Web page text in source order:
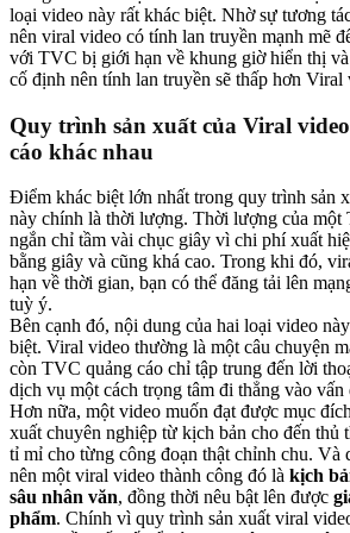
loại video này rất khác biệt. Nhờ sự tương
nên viral video có tính lan truyền mạnh mẽ
với TVC bị giới hạn về khung giờ hiển thị
cố định nên tính lan truyền sẽ thấp hơn Viral
Quy trình sản xuất của Viral
cáo khác nhau
Điểm khác biệt lớn nhất trong quy trình sản
này chính là thời lượng. Thời lượng của một
ngắn chỉ tầm vài chục giây vì chi phí xuất
bằng giây và cũng khá cao. Trong khi đó,
hạn về thời gian, bạn có thể đăng tải lên
tuỳ ý.
Bên cạnh đó, nội dung của hai loại video
biệt. Viral video thường là một câu chuyện
còn TVC quảng cáo chỉ tập trung đến lời
dịch vụ một cách trọng tâm đi thẳng vào vấn
Hơn nữa, một video muốn đạt được mục
xuất chuyên nghiệp từ kịch bản cho đến thủ
tỉ mỉ cho từng công đoạn thật chỉnh chu. Và
nên một viral video thành công đó là kịch
sâu nhân văn, đồng thời nêu bật lên được
phẩm. Chính vì quy trình sản xuất viral